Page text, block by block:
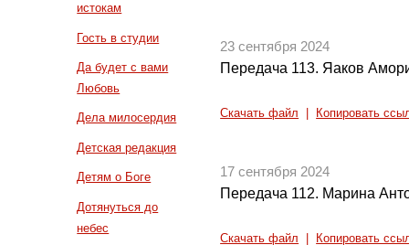
истокам
Гость в студии
Да будет с вами
Любовь
Дела милосердия
Детская редакция
Детям о Боге
Дотянуться до
небес
23 сентября 2024
Передача 113. Яаков
Скачать файл Копировать
17 сентября 2024
Передача 112. Марина
Скачать файл Копировать